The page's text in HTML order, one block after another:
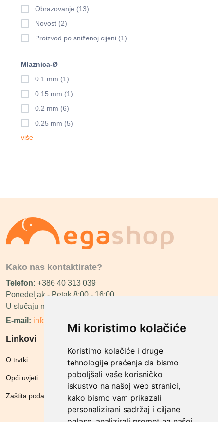
Mi koristimo kolačiće
Koristimo kolačiće i druge
tehnologije praćenja da bismo
poboljšali vaše korisničko
iskustvo na našoj web stranici,
kako bismo vam prikazali
personalizirani sadržaj i ciljane
Obrazovanje (13)
Novost (2)
Proizvod po sniženoj cijeni (1)
Mlaznica-Ø
0.1 mm (1)
0.15 mm (1)
0.2 mm (6)
0.25 mm (5)
više
Kako nas kontaktirate?
Telefon: +386 40 313 039
Ponedeljak - Petak 8:00 - 16:00
U slučaju neraspoloživosti ćemo vas nazvati.
E-mail: info@megashop.hr
Linkovi
O trvtki
Opći uvjeti
Zaštita podataka